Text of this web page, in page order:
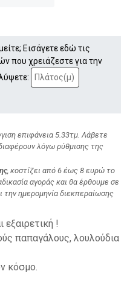
Εισάγετε εδώ τις
που χρειάζεστε για την
επιφάνεια 5.33τμ. Λάβετε
λόγω ρύθμισης της
, κοστίζει από 6 έως 8 ευρώ το
αγοράς και θα έρθουμε σε
την ημερομηνία διεκπεραίωσης
εξαιρετική !
παπαγάλους, λουλούδια
κόσμο.